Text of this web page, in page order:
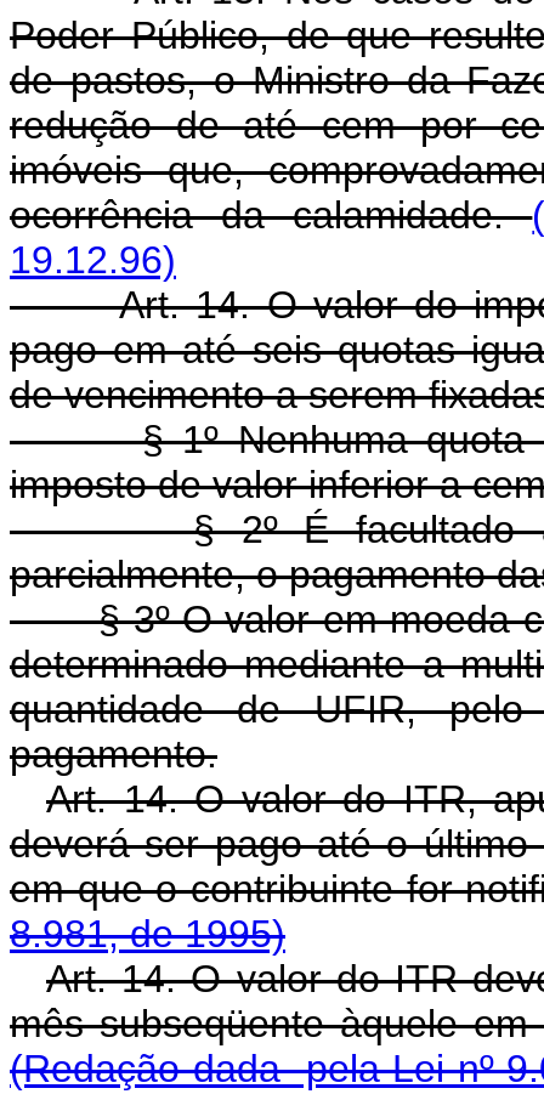
Poder Público, de que
de pastos, o Ministro da
redução de até cem por
imóveis que,
ocorrência da calamidade.
19.12.96)
Art. 14. O valor do
pago em até seis quotas
de vencimento a serem
§ 1º Nenhuma quota
imposto de valor inferior a
§ 2º É facultado ao
parcialmente, o pagamento
§ 3º O valor em moeda
determinado mediante a
quantidade de UFIR,
pagamento.
Art. 14. O valor do ITR,
deverá ser pago até o
em que o contribuinte for
8.981, de 1995)
Art. 14. O valor do ITR
mês subseqüente àquele
(Redação dada pela Lei nº